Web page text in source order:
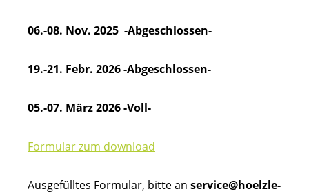
06.-08. Nov. 2025 -Abgeschlossen-
19.-21. Febr. 2026 -Abgeschlossen-
05.-07. März 2026 -Voll-
Formular zum download
Ausgefülltes Formular, bitte an service@hoelzle-